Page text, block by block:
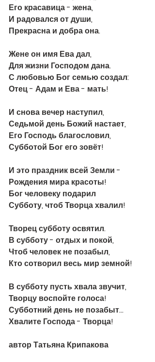
Его красавица - жена,
И радовался от души,
Прекрасна и добра она.
Жене он имя Ева дал,
Для жизни Господом дана.
С любовью Бог семью создал:
Отец - Адам и Ева - мать!
И снова вечер наступил,
Седьмой день Божий настает,
Его Господь благословил,
Субботой Бог его зовёт!
И это праздник всей Земли -
Рождения мира красоты!
Бог человеку подарил
Субботу, чтоб Творца хвалил!
Творец субботу освятил.
В субботу - отдых и покой,
Чтоб человек не позабыл,
Кто сотворил весь мир земной!
В субботу пусть хвала звучит,
Творцу воспойте голоса!
Субботний день не позабыт…
Хвалите Господа - Творца!
автор Татьяна Крипакова